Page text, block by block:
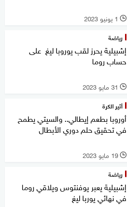
l 1 يونيو 2023
رياضة
إشبيلية يحرز لقب يوروبا ليغ على
حساب روما
l 31 مايو 2023
أثير الكرة
أوروبا بطعم إيطالي.. والسيتي يطمح
في تحقيق حلم دوري الأبطال
l 19 مايو 2023
رياضة
إشبيلية يعبر يوفنتوس ويلاقي روما
في نهائي يوربا ليغ